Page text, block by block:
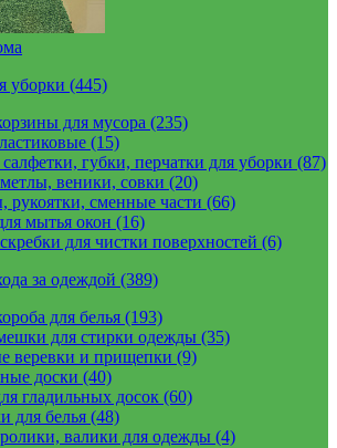
уборки (445)
для мусора (235)
(15)
губки, перчатки для уборки (87)
веники, совки (20)
сменные части (66)
мытья окон (16)
для чистки поверхностей (6)
за одеждой (389)
для белья (193)
для стирки одежды (35)
веревки и прищепки (9)
доски (40)
гладильных досок (60)
для белья (48)
валики для одежды (4)